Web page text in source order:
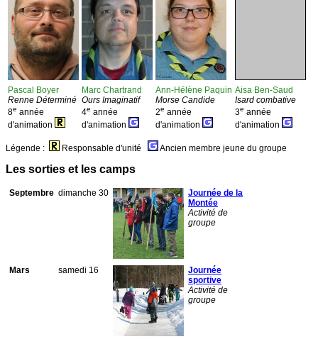
Pascal Boyer
Renne Déterminé
8e année
d'animation
Marc Chartrand
Ours Imaginatif
4e année
d'animation
Ann-Hélène Paquin
Morse Candide
2e année
d'animation
Aisa Ben-Saud
Isard combative
3e année
d'animation
Légende : Responsable d'unité Ancien membre jeune du groupe
Les sorties et les camps
Septembre dimanche 30
Journée de la
Montée
Activité de
groupe
Mars samedi 16
Journée
sportive
Activité de
groupe